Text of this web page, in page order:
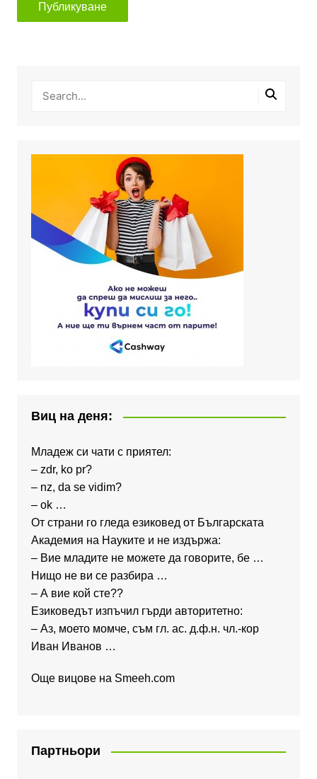
Виц на деня:
Младеж си чати с приятел:
– zdr, ko pr?
– nz, da se vidim?
– ok …
От страни го гледа езиковед от Българската
Академия на Науките и не издържа:
– Вие младите не можете да говорите, бе …
Нищо не ви се разбира …
– А вие кой сте??
Езиковедът изпъчил гърди авторитетно:
– Аз, моето момче, съм гл. ас. д.ф.н. чл.-кор
Иван Иванов …
Още вицове на Smeeh.com
Партньори